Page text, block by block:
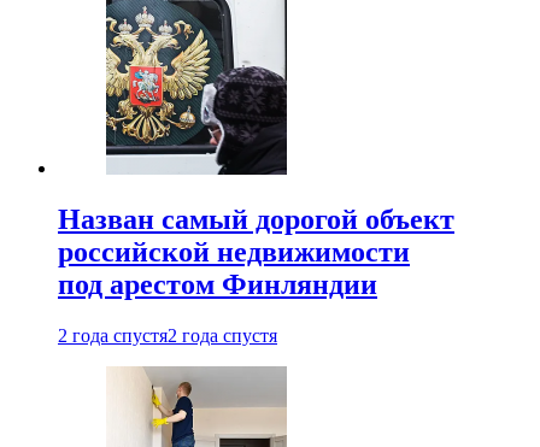
Назван самый дорогой объект
российской недвижимости
под арестом Финляндии
2 года спустя2 года спустя